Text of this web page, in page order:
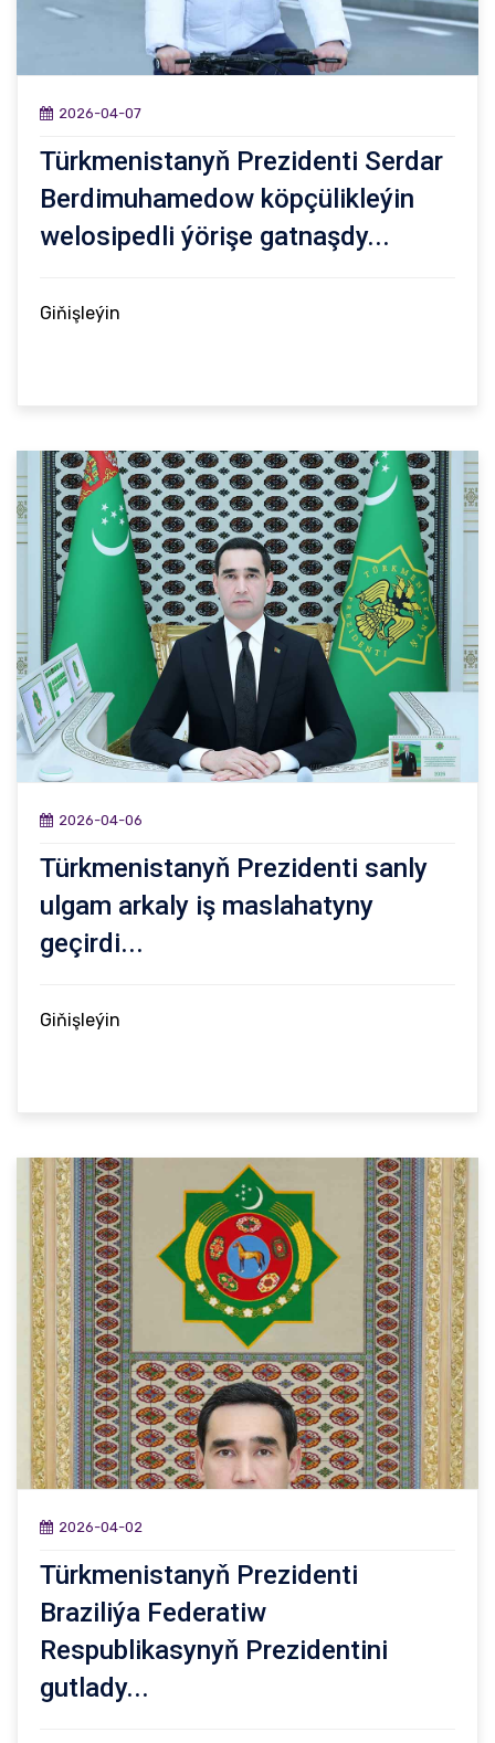
2026-04-07
Türkmenistanyň Prezidenti Serdar
Berdimuhamedow köpçülikleýin
welosipedli ýörişe gatnaşdy...
Giňişleýin
2026-04-06
Türkmenistanyň Prezidenti sanly
ulgam arkaly iş maslahatyny
geçirdi...
Giňişleýin
2026-04-02
Türkmenistanyň Prezidenti
Braziliýa Federatiw
Respublikasynyň Prezidentini
gutlady...